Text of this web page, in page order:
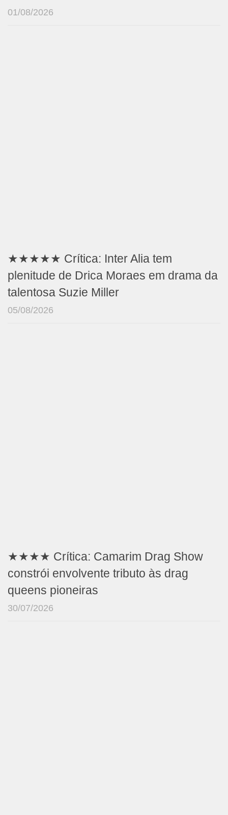
01/08/2026
★★★★★ Crítica: Inter Alia tem
plenitude de Drica Moraes em drama da
talentosa Suzie Miller
05/08/2026
★★★★ Crítica: Camarim Drag Show
constrói envolvente tributo às drag
queens pioneiras
30/07/2026